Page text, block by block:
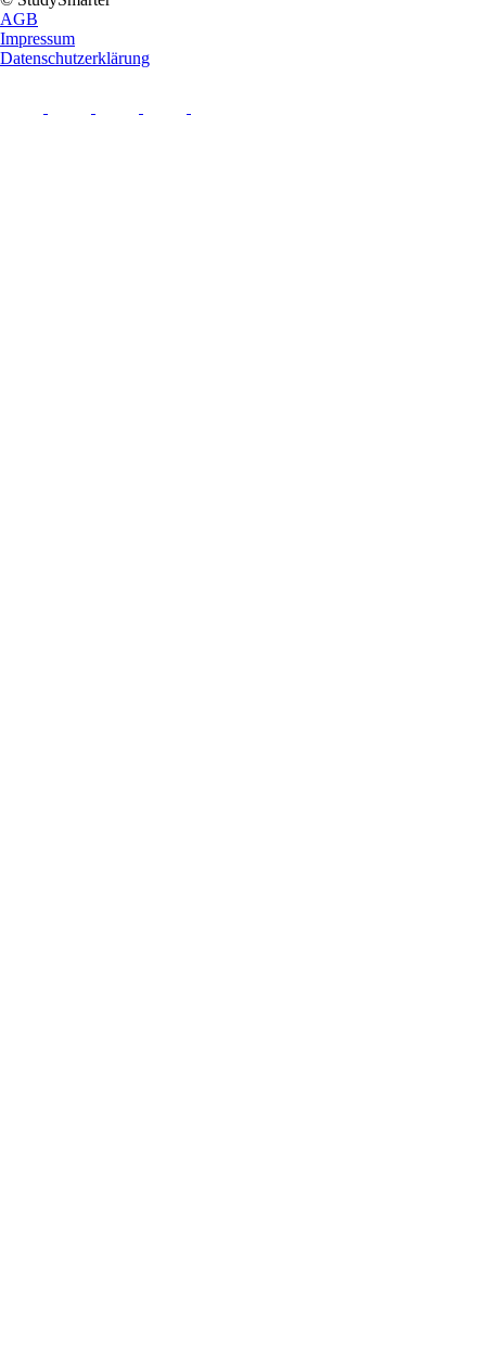
AGB
Impressum
Datenschutzerklärung